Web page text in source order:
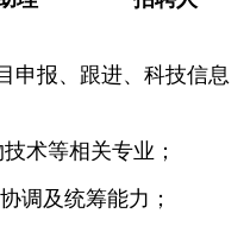
申报、跟进、科技信息
术等相关专业；
调及统筹能力；